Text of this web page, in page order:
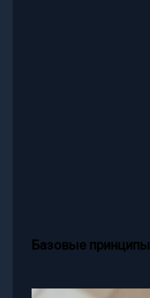
Базовые принципы